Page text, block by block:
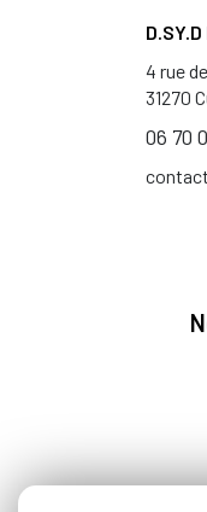
D.SY.D
4 rue
31270
06 70